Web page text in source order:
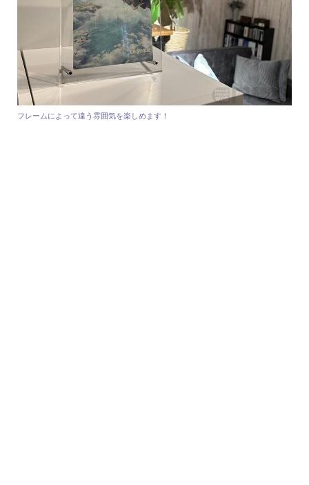
フレームによって違う雰囲気を楽しめます！